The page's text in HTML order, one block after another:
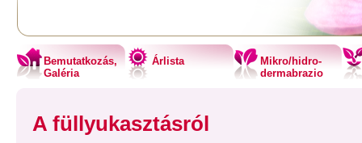
Bemutatkozás,
Galéria
Árlista
Mikro/hidro-
dermabrazio
A füllyukasztásról